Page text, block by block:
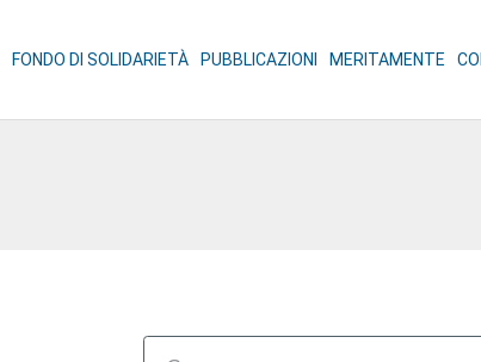
FONDO DI SOLIDARIETÀ PUBBLICAZIONI MERITAMENTE